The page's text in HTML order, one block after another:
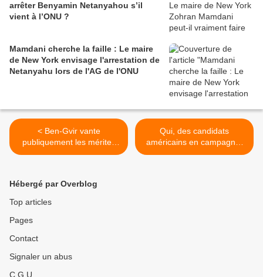
arrêter Benyamin Netanyahou s’il
vient à l’ONU ?
Mamdani cherche la faille : Le maire
de New York envisage l'arrestation de
Netanyahu lors de l'AG de l'ONU
< Ben-Gvir vante
publiquement les mérites
de la torture des
Qui, des candidats
américains en campagne,
refusent l’argent de l’AIPAC
Hébergé par Overblog
Top articles
Pages
Contact
Signaler un abus
C.G.U.